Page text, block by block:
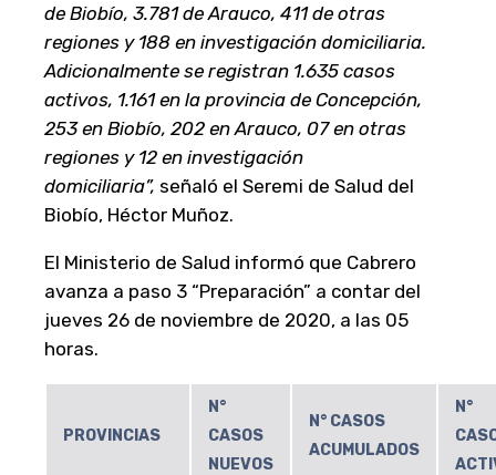
de Biobío, 3.781 de Arauco, 411 de otras
regiones y 188 en investigación domiciliaria.
Adicionalmente se registran 1.635 casos
activos, 1.161 en la provincia de Concepción,
253 en Biobío, 202 en Arauco, 07 en otras
regiones y 12 en investigación
domiciliaria”, señaló el Seremi de Salud del
Biobío, Héctor Muñoz.
El Ministerio de Salud informó que Cabrero
avanza a paso 3 “Preparación” a contar del
jueves 26 de noviembre de 2020, a las 05
horas.
PROVINCIAS
N°
CASOS
NUEVOS
N° CASOS
ACUMULADOS
N°